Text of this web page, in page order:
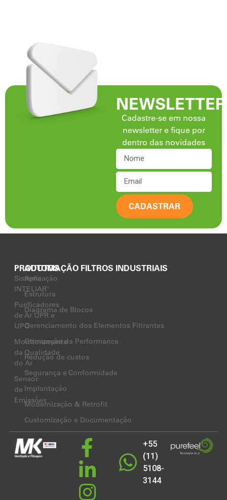
NEWSLETTER
Cadastre-se em nossa
newsletter e fique por
dentro das novidades
CADASTRAR
PRODUTOS
Sistema
INTELIAR®
Purificadores
de Ar UPR e
UPO
Monitoramento
da Qualidade
do Ar
Sensor
de
Emissões
AUTOMAÇÃO FILTROS INDUSTRIAIS
Aplicação
Estrutura
Diagrama de Blocos
Gerenciamento dos Elementos Filtrantes
Otimização da Performance
Redução de custos
Segurança e Conformidade
Implantação
Modernização & Retrofit
Customização e Documentação
+55
(11)
5108-
3144